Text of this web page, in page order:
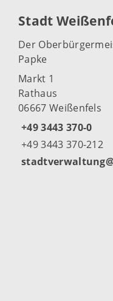
Stadt
Der
Papke
Markt 1
Rathaus
06667 Weißenfels
+49 3443 370-0
+49 3443 370-212